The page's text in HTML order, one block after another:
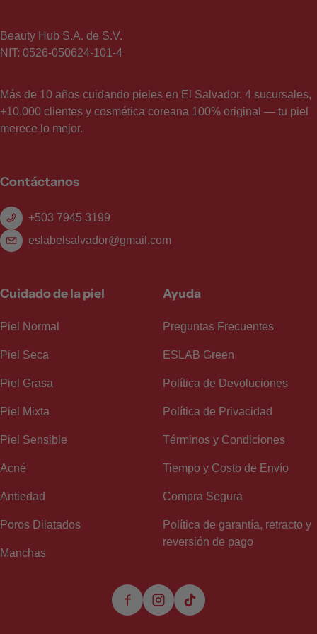
Beauty Hub S.A. de S.V.
NIT: 0526-050624-101-4
Más de 10 años cuidando pieles en El Salvador. 4 sucursales,
+10,000 clientes y cosmética coreana 100% original — tu piel
merece lo mejor.
Contáctanos
+503 7945 3199
eslabelsalvador@gmail.com
Cuidado de la piel
Piel Normal
Piel Seca
Piel Grasa
Piel Mixta
Piel Sensible
Acné
Antiedad
Poros Dilatados
Manchas
Ayuda
Preguntas Frecuentes
ESLAB Green
Política de Devoluciones
Política de Privacidad
Términos y Condiciones
Tiempo y Costo de Envío
Compra Segura
Política de garantía, retracto y
reversión de pago